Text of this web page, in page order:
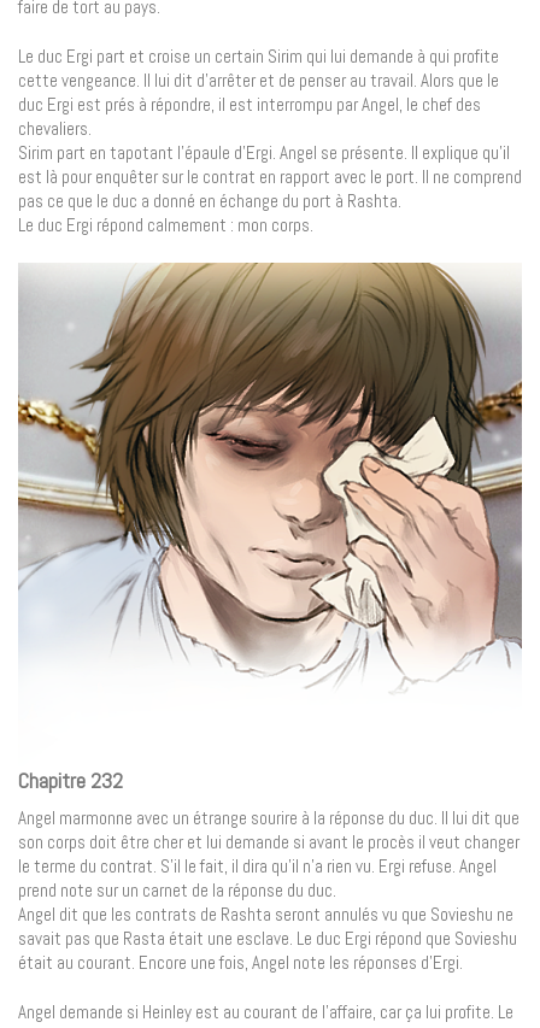
faire de tort au pays.
Le duc Ergi part et croise un certain Sirim qui lui demande à qui profite
cette vengeance. Il lui dit d’arrêter et de penser au travail. Alors que le
duc Ergi est prés à répondre, il est interrompu par Angel, le chef des
chevaliers.
Sirim part en tapotant l’épaule d’Ergi. Angel se présente. Il explique qu’il
est là pour enquêter sur le contrat en rapport avec le port. Il ne comprend
pas ce que le duc a donné en échange du port à Rashta.
Le duc Ergi répond calmement : mon corps.
Chapitre 232
Angel marmonne avec un étrange sourire à la réponse du duc. Il lui dit que
son corps doit être cher et lui demande si avant le procès il veut changer
le terme du contrat. S’il le fait, il dira qu’il n’a rien vu. Ergi refuse. Angel
prend note sur un carnet de la réponse du duc.
Angel dit que les contrats de Rashta seront annulés vu que Sovieshu ne
savait pas que Rasta était une esclave. Le duc Ergi répond que Sovieshu
était au courant. Encore une fois, Angel note les réponses d’Ergi.
Angel demande si Heinley est au courant de l’affaire, car ça lui profite. Le